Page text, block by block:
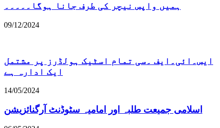
ہمیں واپس نیچر کی طرف جانا ہوگا۔۔۔۔۔
09/12/2024
ایس۔ائی۔ایف ۔سی تمام اسٹیک ہولڈرز پر مشتمل
ایک ادارہ ہے
14/05/2024
اسلامی جمیعت طلبہ اور امامیہ سٹوڈنٹ آرگنائزیشن